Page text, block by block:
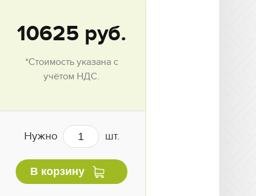
10625 руб.
*Стоимость указана с
учётом НДС.
Нужно шт.
В корзину